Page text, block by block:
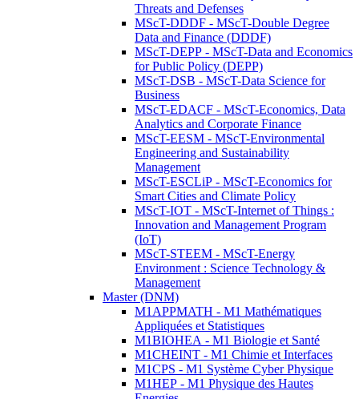
Threats and Defenses
MScT-DDDF - MScT-Double Degree
Data and Finance (DDDF)
MScT-DEPP - MScT-Data and Economics
for Public Policy (DEPP)
MScT-DSB - MScT-Data Science for
Business
MScT-EDACF - MScT-Economics, Data
Analytics and Corporate Finance
MScT-EESM - MScT-Environmental
Engineering and Sustainability
Management
MScT-ESCLiP - MScT-Economics for
Smart Cities and Climate Policy
MScT-IOT - MScT-Internet of Things :
Innovation and Management Program
(IoT)
MScT-STEEM - MScT-Energy
Environment : Science Technology &
Management
Master (DNM)
M1APPMATH - M1 Mathématiques
Appliquées et Statistiques
M1BIOHEA - M1 Biologie et Santé
M1CHEINT - M1 Chimie et Interfaces
M1CPS - M1 Système Cyber Physique
M1HEP - M1 Physique des Hautes